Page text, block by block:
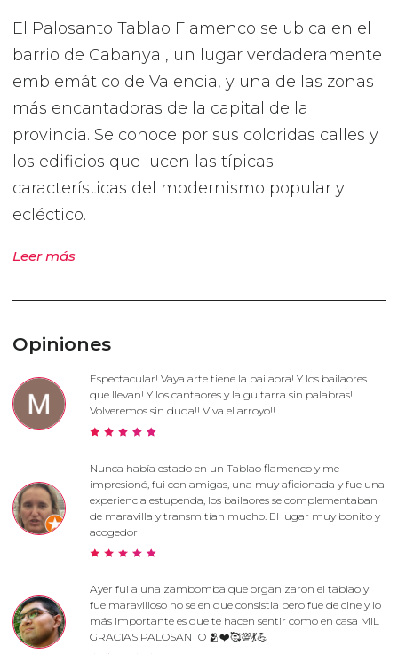
El Palosanto Tablao Flamenco se ubica en el
barrio de Cabanyal, un lugar verdaderamente
emblemático de Valencia, y una de las zonas
más encantadoras de la capital de la
provincia. Se conoce por sus coloridas calles y
los edificios que lucen las típicas
características del modernismo popular y
ecléctico.
Leer más
Opiniones
Espectacular! Vaya arte tiene la bailaora! Y los bailaores
que llevan! Y los cantaores y la guitarra sin palabras!
Volveremos sin duda!! Viva el arroyo!!
Nunca había estado en un Tablao flamenco y me
impresionó, fui con amigas, una muy aficionada y fue una
experiencia estupenda, los bailaores se complementaban
de maravilla y transmitían mucho. El lugar muy bonito y
acogedor
Ayer fui a una zambomba que organizaron el tablao y
fue maravilloso no se en que consistia pero fue de cine y lo
más importante es que te hacen sentir como en casa MIL
GRACIAS PALOSANTO 🫂❤️🥰💯💃💪